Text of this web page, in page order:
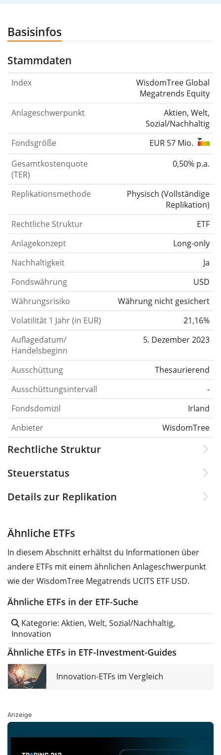
Basisinfos
Stammdaten
Index
WisdomTree Global
Megatrends Equity
Anlageschwerpunkt
Aktien, Welt,
Sozial/Nachhaltig
Fondsgröße
EUR 57 Mio.
Gesamtkostenquote
(TER)
0,50% p.a.
Replikationsmethode Physisch (Vollständige
Replikation)
Rechtliche Struktur
ETF
Anlagekonzept
Long-only
Nachhaltigkeit
Ja
Fondswährung
USD
Währungsrisiko
Währung nicht gesichert
Volatilität 1 Jahr (in EUR)
21,16%
Auflagedatum/
Handelsbeginn
5. Dezember 2023
Ausschüttung
Thesaurierend
Ausschüttungsintervall
-
Fondsdomizil
Irland
Anbieter
WisdomTree
Rechtliche Struktur
Steuerstatus
Details zur Replikation
Ähnliche ETFs
In diesem Abschnitt erhältst du Informationen über
andere ETFs mit einem ähnlichen Anlageschwerpunkt
wie der WisdomTree Megatrends UCITS ETF USD.
Ähnliche ETFs in der ETF-Suche
Kategorie: Aktien, Welt, Sozial/Nachhaltig,
Innovation
Ähnliche ETFs in ETF-Investment-Guides
Innovation-ETFs im Vergleich